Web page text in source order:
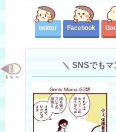
twitter Facebook
＼ SNSでもマ